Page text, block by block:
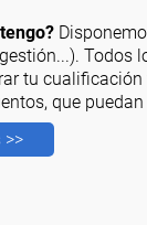
Todos
tu
que puedan